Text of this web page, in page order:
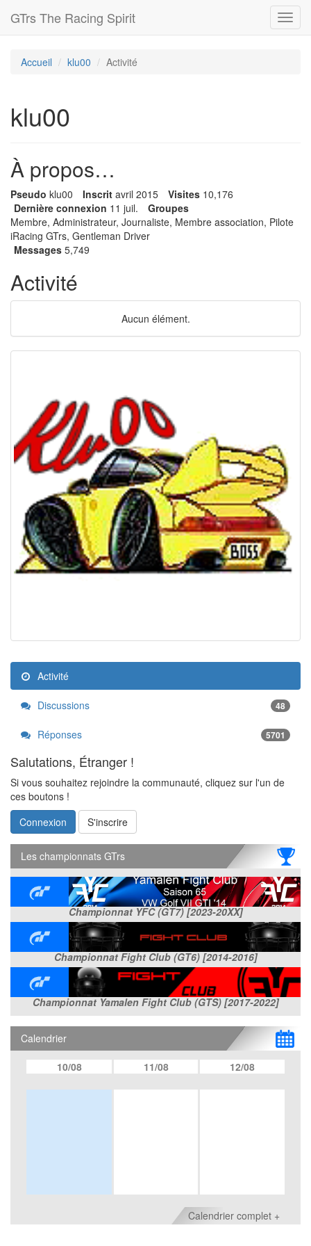
GTrs The Racing Spirit
Accueil klu00 Activité
klu00
À propos…
Pseudo klu00 Inscrit avril 2015 Visites 10,176
Dernière connexion 11 juil.
Groupes
Membre, Administrateur, Journaliste, Membre association, Pilote
iRacing GTrs, Gentleman Driver
Messages 5,749
Activité
Aucun élément.
Activité
Discussions 48
Réponses 5701
Salutations, Étranger !
Si vous souhaitez rejoindre la communauté, cliquez sur l'un de
ces boutons !
Connexion
S'inscrire
Les championnats GTrs
Championnat YFC (GT7) [2023-20XX]
Championnat Fight Club (GT6) [2014-2016]
Championnat Yamalen Fight Club (GTS) [2017-2022]
Calendrier
10/08 11/08 12/08
Calendrier complet +